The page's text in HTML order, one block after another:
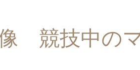
像 競技中の